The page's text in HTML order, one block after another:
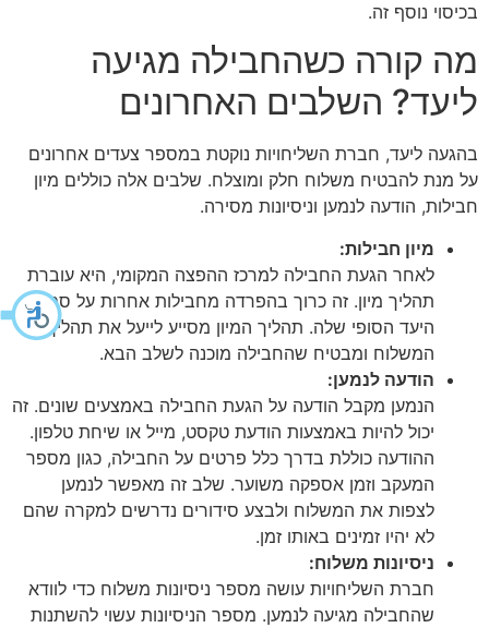
בכיסוי נוסף זה.
מה קורה כשהחבילה מגיעה
ליעד? השלבים האחרונים
בהגעה ליעד, חברת השליחויות נוקטת במספר צעדים אחרונים
על מנת להבטיח משלוח חלק ומוצלח. שלבים אלה כוללים מיון
חבילות, הודעה לנמען וניסיונות מסירה.
מיון חבילות:
לאחר הגעת החבילה למרכז ההפצה המקומי, היא עוברת
תהליך מיון. זה כרוך בהפרדה מחבילות אחרות על סמך
היעד הסופי שלה. תהליך המיון מסייע לייעל את תהליך
המשלוח ומבטיח שהחבילה מוכנה לשלב הבא.
הודעה לנמען:
הנמען מקבל הודעה על הגעת החבילה באמצעים שונים. זה
יכול להיות באמצעות הודעת טקסט, מייל או שיחת טלפון.
ההודעה כוללת בדרך כלל פרטים על החבילה, כגון מספר
המעקב וזמן אספקה משוער. שלב זה מאפשר לנמען
לצפות את המשלוח ולבצע סידורים נדרשים למקרה שהם
לא יהיו זמינים באותו זמן.
ניסיונות משלוח:
חברת השליחויות עושה מספר ניסיונות משלוח כדי לוודא
שהחבילה מגיעה לנמען. מספר הניסיונות עשוי להשתנות